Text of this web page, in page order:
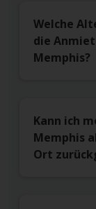
Welche
die
Memphis?
Kann ich
Memphis
Ort